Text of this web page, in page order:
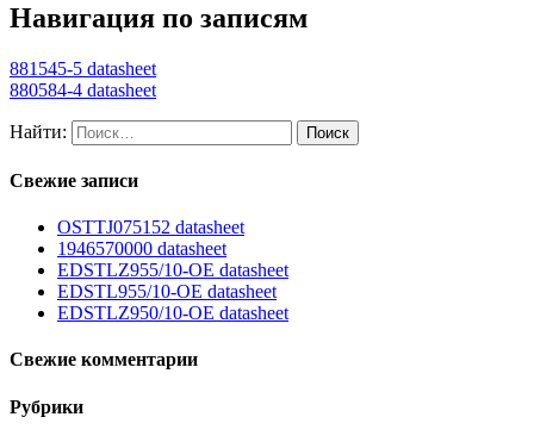
Навигация по записям
881545-5 datasheet
880584-4 datasheet
Найти:
Свежие записи
OSTTJ075152 datasheet
1946570000 datasheet
EDSTLZ955/10-OE datasheet
EDSTL955/10-OE datasheet
EDSTLZ950/10-OE datasheet
Свежие комментарии
Рубрики